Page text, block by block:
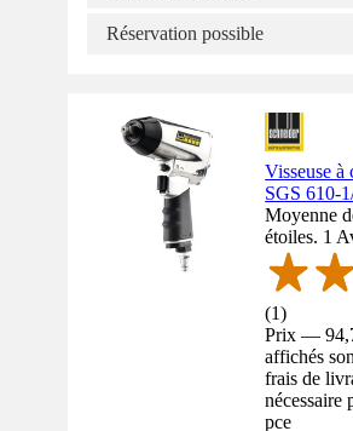
Réservation possible
Visseuse à
SGS 610-
Moyenne
étoiles. 1
(1)
Prix —
affichés
frais de
nécessaire
pce